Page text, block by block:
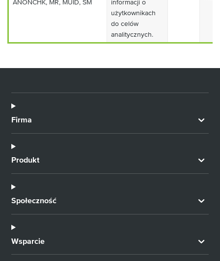
ANONCHK, MR, MUID, SM
informacji o
użytkownikach
do celów
analitycznych.
Firma
Produkt
Społeczność
Wsparcie